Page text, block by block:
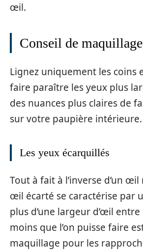
œil.
Conseil de maquillage
Lignez uniquement les coins
faire paraître les yeux plus
des nuances plus claires de
sur votre paupière intérieure.
Les yeux écarquillés
Tout à fait à l’inverse d’un
œil écarté se caractérise par
plus d’une largeur d’œil entre
moins que l’on puisse faire
maquillage pour les